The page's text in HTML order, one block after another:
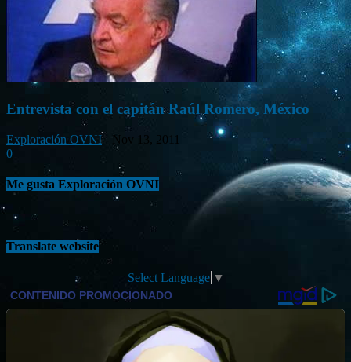
Entrevista con el capitán Raúl Romero, México
Exploración OVNI - Nov 13, 2011
0
Me gusta Exploración OVNI
Translate website
Select Language ▼